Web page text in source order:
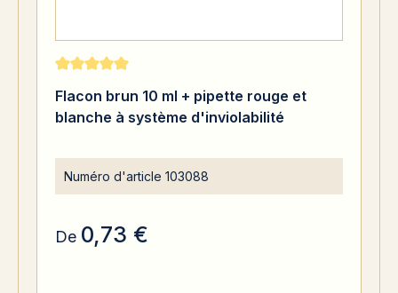
Note moyenne de 5 sur 5 étoiles
Flacon brun 10 ml + pipette rouge et
blanche à système d'inviolabilité
Numéro d'article 103088
De 0,73 €